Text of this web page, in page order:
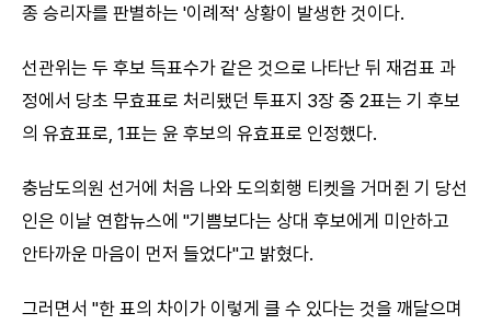
종 승리자를 판별하는 '이례적' 상황이 발생한 것이다.
선관위는 두 후보 득표수가 같은 것으로 나타난 뒤 재검표 과
정에서 당초 무효표로 처리됐던 투표지 3장 중 2표는 기 후보
의 유효표로, 1표는 윤 후보의 유효표로 인정했다.
충남도의원 선거에 처음 나와 도의회행 티켓을 거머쥔 기 당선
인은 이날 연합뉴스에 "기쁨보다는 상대 후보에게 미안하고
안타까운 마음이 먼저 들었다"고 밝혔다.
그러면서 "한 표의 차이가 이렇게 클 수 있다는 것을 깨달으며